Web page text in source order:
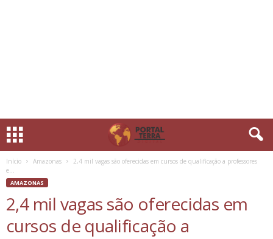
Início Amazonas
2,4 mil vagas são oferecidas em cursos de qualificação a professores
e...
AMAZONAS
2,4 mil vagas são oferecidas em
cursos de qualificação a